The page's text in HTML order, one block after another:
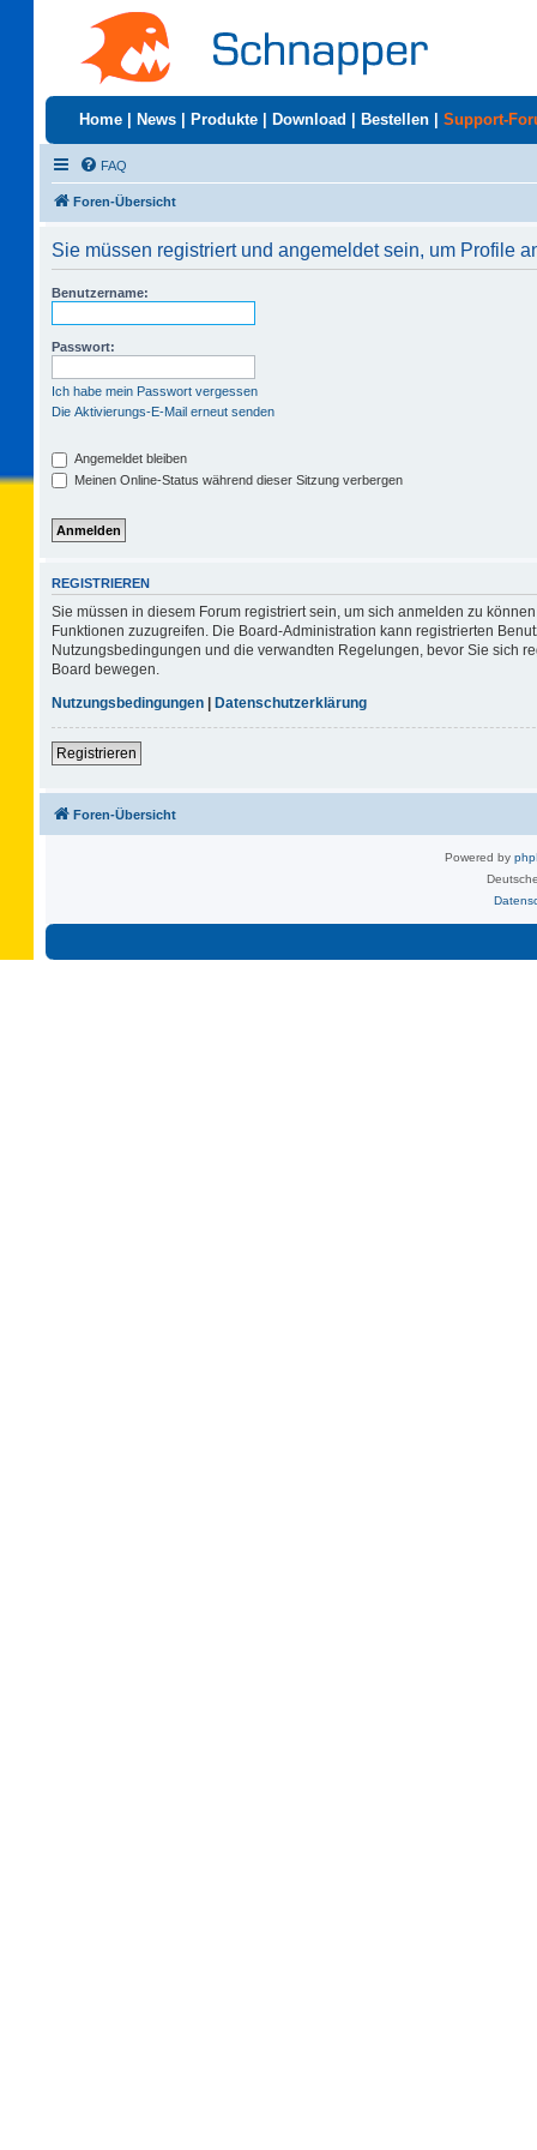
Home News Produkte Download Bestellen Support-
FAQ
Foren-Übersicht
Sie müssen registriert und angemeldet sein, um Profile
Benutzername:
Passwort:
Ich habe mein Passwort vergessen
Die Aktivierungs-E-Mail erneut senden
Angemeldet bleiben
Meinen Online-Status während dieser Sitzung verbergen
REGISTRIEREN
Sie müssen in diesem Forum registriert sein, um sich anmelden zu
Funktionen zuzugreifen. Die Board-Administration kann registrierten
Nutzungsbedingungen und die verwandten Regelungen, bevor Sie sich
Board bewegen.
Nutzungsbedingungen | Datenschutzerklärung
Registrieren
Foren-Übersicht
Powered by